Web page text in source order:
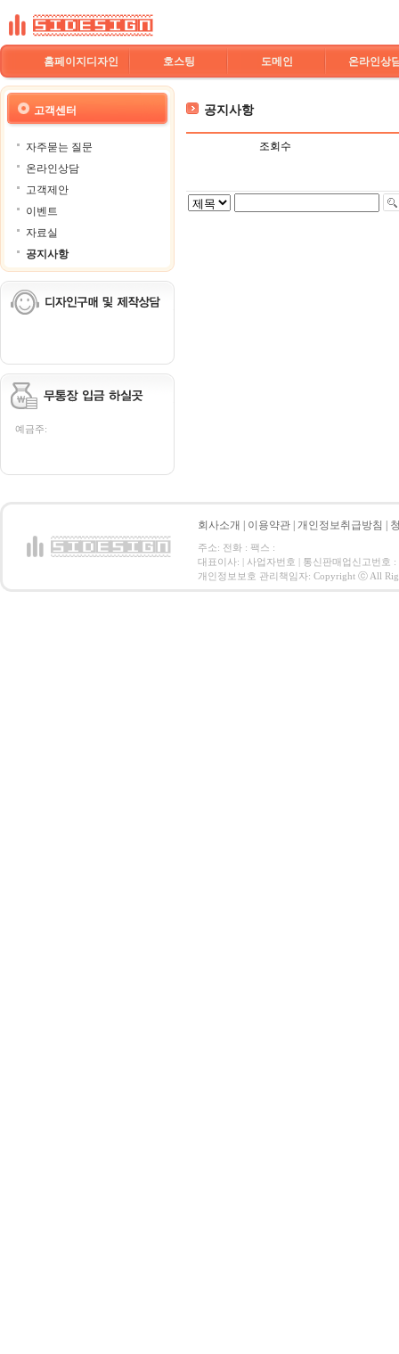
홈페이지디자인 호스팅 도메인 온라인상
고객센터
자주묻는 질문
온라인상담
고객제안
이벤트
자료실
공지사항
예금주:
공지사항
조회수
회사소개 이용약관 개인정보취급방침
주소: 전화 : 팩스 :
대표이사: | 사업자번호 | 통신판매업신고번호 :
개인정보보호 관리책임자: Copyright ⓒ All